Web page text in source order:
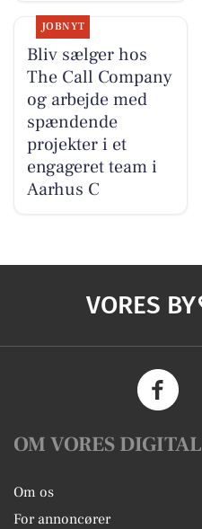
JOBNYT
Bliv sælger hos
The Call Company
og arbejde med
spændende
projekter i et
engageret team i
Aarhus C
VORES BY
OM VORES DIGITAL
Om os
For annoncører